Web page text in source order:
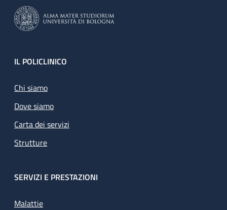
Footer
IL POLICLINICO
Chi siamo
Dove siamo
Carta dei servizi
Strutture
SERVIZI E PRESTAZIONI
Malattie